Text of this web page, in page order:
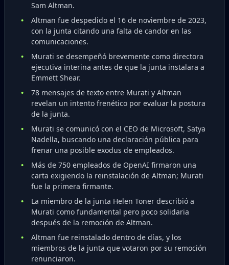
Sam Altman.
Altman fue despedido el 16 de noviembre de 2023,
con la junta citando una falta de candor en las
comunicaciones.
Murati se desempeñó brevemente como directora
ejecutiva interina antes de que la junta instalara a
Emmett Shear.
78 mensajes de texto entre Murati y Altman
revelan un intento frenético por evaluar la postura
de la junta.
Murati se comunicó con el CEO de Microsoft, Satya
Nadella, buscando una declaración pública para
frenar una posible exodus de empleados.
Más de 750 empleados de OpenAI firmaron una
carta exigiendo la reinstalación de Altman; Murati
fue la primera firmante.
La miembro de la junta Helen Toner describió a
Murati como fundamental pero poco solidaria
después de la remoción de Altman.
Altman fue reinstalado dentro de días, y los
miembros de la junta que votaron por su remoción
renunciaron.